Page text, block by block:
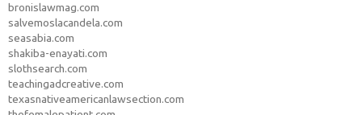
bronislawmag.com
salvemoslacandela.com
seasabia.com
shakiba-enayati.com
slothsearch.com
teachingadcreative.com
texasnativeamericanlawsection.com